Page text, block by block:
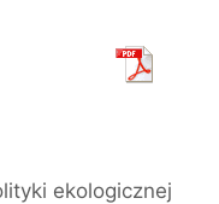
ekologicznej